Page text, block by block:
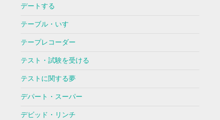
デートする
テーブル・いす
テープレコーダー
テスト・試験を受ける
テストに関する夢
デパート・スーパー
デビッド・リンチ